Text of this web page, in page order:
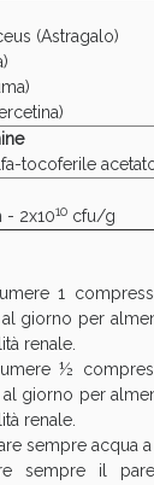
(Astragalo)
tocoferile
- 2x1010cfu/g
1
giorno per
renale.
½
giorno per
renale.
sempre acqua a
sempre il
le offerte di Oggi